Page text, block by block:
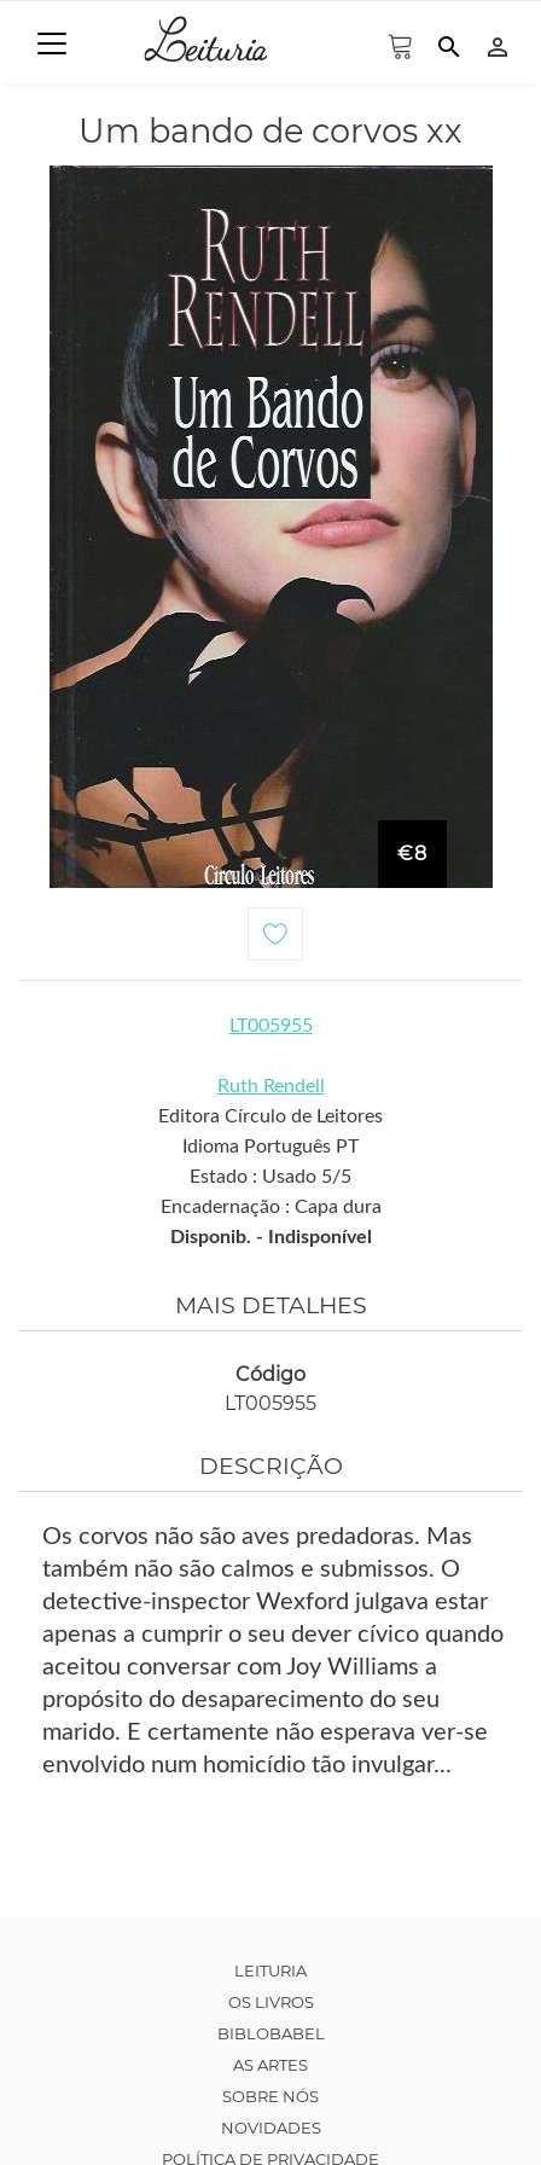
search person_outline
Um bando de corvos xx
€8
LT005955
Ruth Rendell
Editora Círculo de Leitores
Idioma Português PT
Estado : Usado 5/5
Encadernação : Capa dura
Disponib. -
Indisponível
MAIS DETALHES
Código
LT005955
DESCRIÇÃO
Os corvos não são aves predadoras. Mas
também não são calmos e submissos. O
detective-inspector Wexford julgava estar
apenas a cumprir o seu dever cívico quando
aceitou conversar com Joy Williams a
propósito do desaparecimento do seu
marido. E certamente não esperava ver-se
envolvido num homicídio tão invulgar...
LEITURIA
OS LIVROS
BIBLOBABEL
AS ARTES
SOBRE NÓS
NOVIDADES
POLÍTICA DE PRIVACIDADE